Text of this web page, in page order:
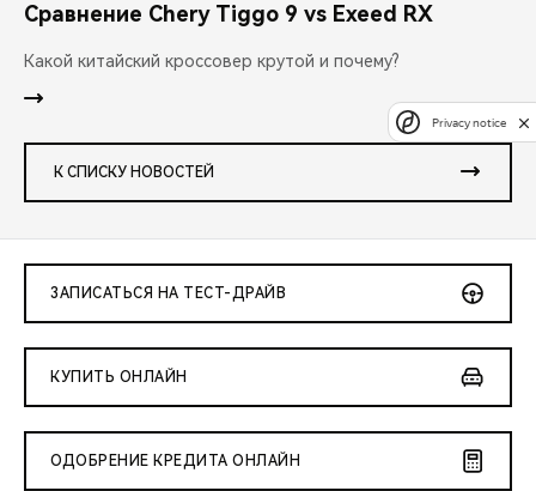
Сравнение Chery Tiggo 9 vs Exeed RX
Какой китайский кроссовер крутой и почему?
К СПИСКУ НОВОСТЕЙ
ЗАПИСАТЬСЯ НА ТЕСТ-ДРАЙВ
КУПИТЬ ОНЛАЙН
ОДОБРЕНИЕ КРЕДИТА ОНЛАЙН
Privacy notice